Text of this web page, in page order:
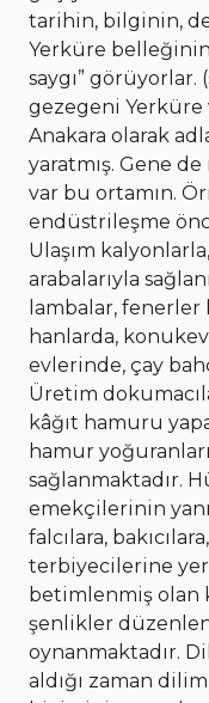
tarihin, bilginin,
Yerküre
saygı” görüyorlar.
gezegeni
Anakara olarak
yaratmış. Gene
var bu ortamın.
endüstrileşme
Ulaşım
arabalarıyla
lambalar, fenerler
hanlarda,
evlerinde, çay
Üretim
kâğıt hamuru
hamur
sağlanmaktadır.
emekçilerinin
falcılara,
terbiyecilerine yer
betimlenmiş olan
şenlikler
oynanmaktadır.
aldığı zaman